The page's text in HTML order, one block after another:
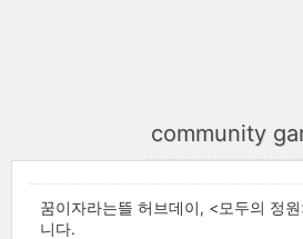
community
꿈이자라는뜰 허브데이, <모두의 정
니다.